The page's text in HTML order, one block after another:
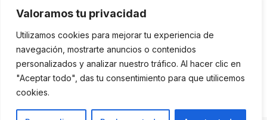
Valoramos tu privacidad
Utilizamos cookies para mejorar tu experiencia de
navegación, mostrarte anuncios o contenidos
personalizados y analizar nuestro tráfico. Al hacer clic en
"Aceptar todo", das tu consentimiento para que utilicemos
cookies.
Pedidos Online Glovo
Contacto